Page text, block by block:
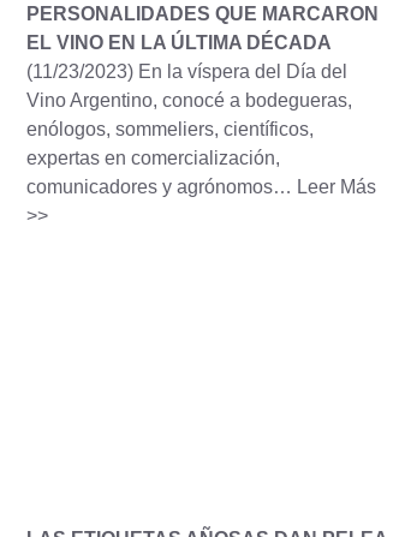
PERSONALIDADES QUE MARCARON
EL VINO EN LA ÚLTIMA DÉCADA
(11/23/2023) En la víspera del Día del
Vino Argentino, conocé a bodegueras,
enólogos, sommeliers, científicos,
expertas en comercialización,
comunicadores y agrónomos… Leer Más
>>